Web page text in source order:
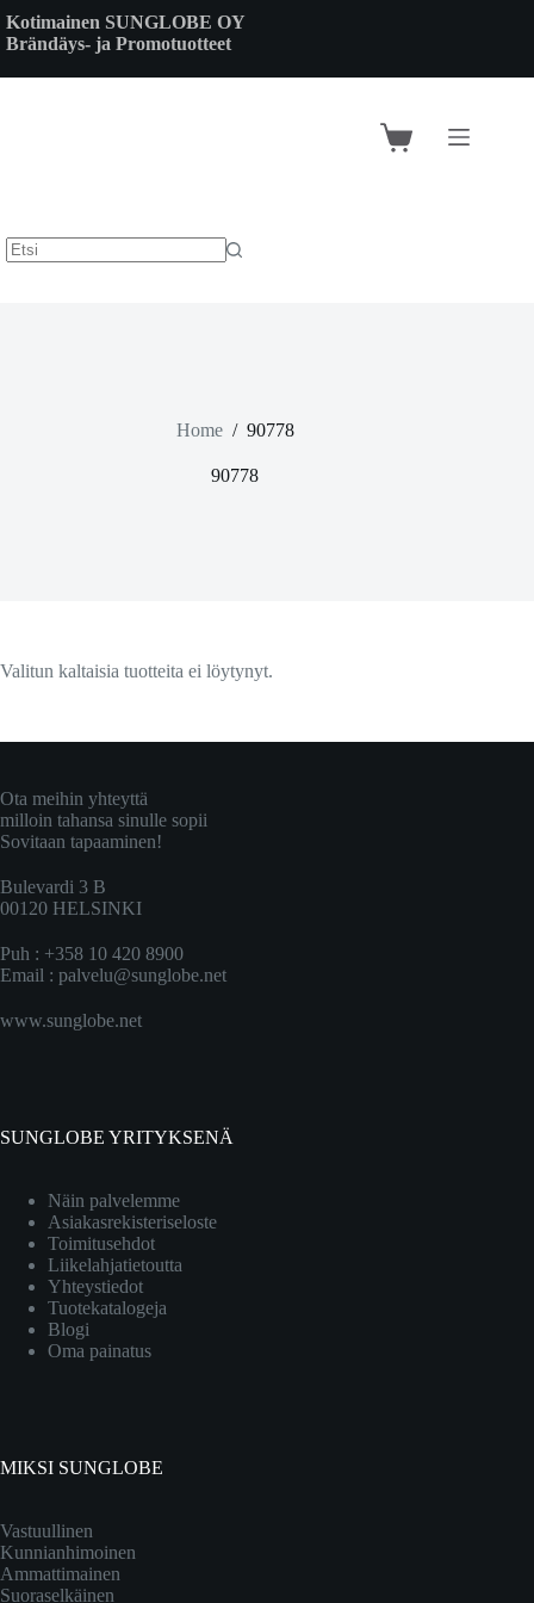
to
content
Kotimainen SUNGLOBE OY
Brändäys- ja Promotuotteet
Shopping
Home / 90778
90778
Valitun kaltaisia tuotteita ei löytynyt.
Ota meihin yhteyttä
milloin tahansa sinulle sopii
Sovitaan tapaaminen!
Bulevardi 3 B
00120 HELSINKI
Puh : +358 10 420 8900
Email : palvelu@sunglobe.net
www.sunglobe.net
SUNGLOBE YRITYKSENÄ
Näin palvelemme
Asiakasrekisteriseloste
Toimitusehdot
Liikelahjatietoutta
Yhteystiedot
Tuotekatalogeja
Blogi
Oma painatus
MIKSI SUNGLOBE
Vastuullinen
Kunnianhimoinen
Ammattimainen
Suoraselkäinen